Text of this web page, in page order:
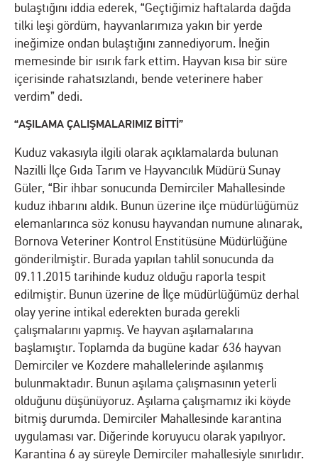
bulaştığını iddia ederek, “Geçtiğimiz haftalarda dağda
tilki leşi gördüm, hayvanlarımıza yakın bir yerde
ineğimize ondan bulaştığını zannediyorum. İneğin
memesinde bir ısırık fark ettim. Hayvan kısa bir süre
içerisinde rahatsızlandı, bende veterinere haber
verdim” dedi.
“AŞILAMA ÇALIŞMALARIMIZ BİTTİ”
Kuduz vakasıyla ilgili olarak açıklamalarda bulunan
Nazilli İlçe Gıda Tarım ve Hayvancılık Müdürü Sunay
Güler, “Bir ihbar sonucunda Demirciler Mahallesinde
kuduz ihbarını aldık. Bunun üzerine ilçe müdürlüğümüz
elemanlarınca söz konusu hayvandan numune alınarak,
Bornova Veteriner Kontrol Enstitüsüne Müdürlüğüne
gönderilmiştir. Burada yapılan tahlil sonucunda da
09.11.2015 tarihinde kuduz olduğu raporla tespit
edilmiştir. Bunun üzerine de İlçe müdürlüğümüz derhal
olay yerine intikal ederekten burada gerekli
çalışmalarını yapmış. Ve hayvan aşılamalarına
başlamıştır. Toplamda da bugüne kadar 636 hayvan
Demirciler ve Kozdere mahallelerinde aşılanmış
bulunmaktadır. Bunun aşılama çalışmasının yeterli
olduğunu düşünüyoruz. Aşılama çalışmamız iki köyde
bitmiş durumda. Demirciler Mahallesinde karantina
uygulaması var. Diğerinde koruyucu olarak yapılıyor.
Karantina 6 ay süreyle Demirciler mahallesiyle sınırlıdır.